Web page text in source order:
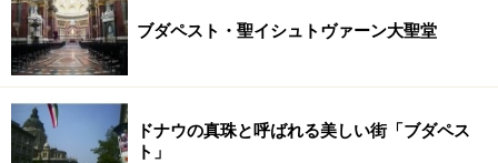
ブダペスト・聖イシュトヴァーン大聖堂
ドナウの真珠と呼ばれる美しい街「ブダペス
ト」